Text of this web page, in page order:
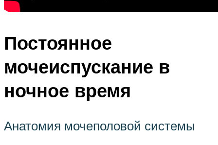
Постоянное
мочеиспускание в
ночное время
Анатомия мочеполовой системы